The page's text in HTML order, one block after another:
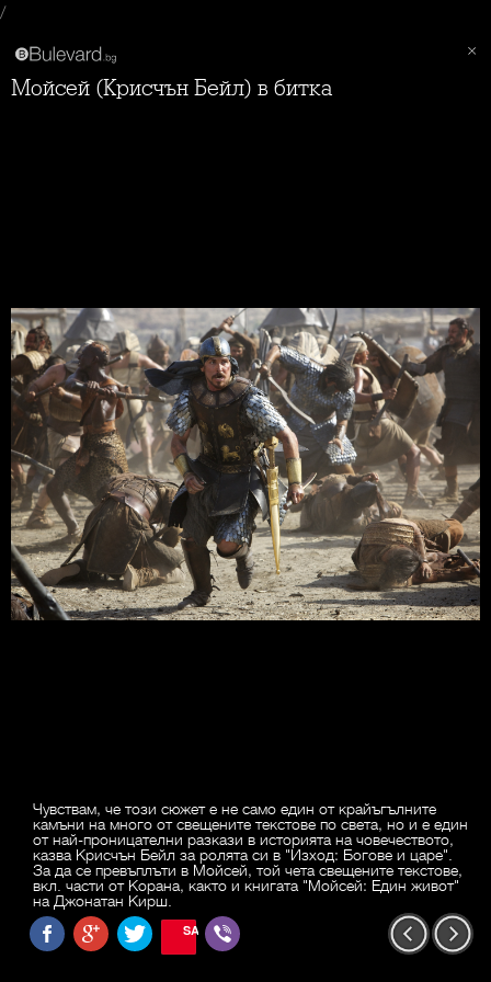
/
Мойсей (Крисчън Бейл) в битка
Чувствам, че този сюжет е не само един от крайъгълните
камъни на много от свещените текстове по света, но и е един
от най-проницателни разкази в историята на човечеството,
казва Крисчън Бейл за ролята си в "Изход: Богове и царе".
За да се превъплъти в Мойсей, той чета свещените текстове,
вкл. части от Корана, както и книгата "Мойсей: Един живот"
на Джонатан Кирш.
SAVE